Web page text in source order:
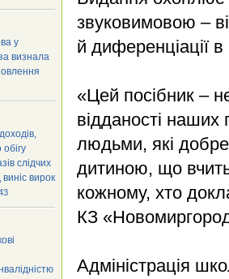
звуковимовою –
й диференціації
«Цей посібник –
відданості наших
людьми, які
дитиною, що
кожному, хто
КЗ
Адміністрація
у
визнала
слідчих
вирок